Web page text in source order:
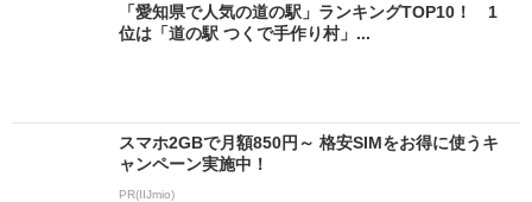
「愛知県で人気の道の駅」ランキングTOP10！ 1
位は「道の駅 つくで手作り村」...
スマホ2GBで月額850円～ 格安SIMをお得に使うキ
ャンペーン実施中！
PR(IIJmio)